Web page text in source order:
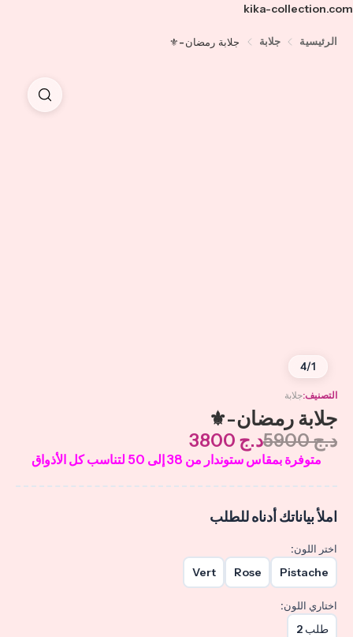
kika-collection.com
الرئيسية جلابة جلابة رمضان-⚜️
1
/
4
التصنيف جلابة
جلابة رمضان-⚜️
د.ج5900 د.ج
متوفرة بمقاس ستوندار من 38 إلى 50 لتناسب كل الأذواق
املأ بياناتك أدناه للطلب
اختر اللون:
Pistache
Rose
Vert
اختاري اللون:
طلب 2